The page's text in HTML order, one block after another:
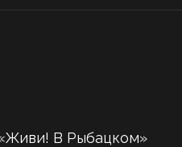
В Рыбацком»